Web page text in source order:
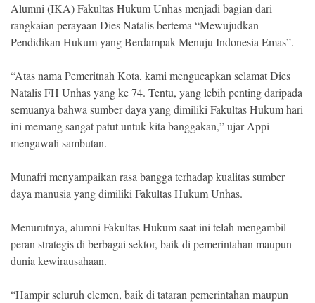
2026
NETRAL
.
All
Alumni (IKA) Fakultas Hukum Unhas menjadi bagian dari
rangkaian perayaan Dies Natalis bertema “Mewujudkan
Pendidikan Hukum yang Berdampak Menuju Indonesia Emas”.
“Atas nama Pemeritnah Kota, kami mengucapkan selamat Dies
Natalis FH Unhas yang ke 74. Tentu, yang lebih penting daripada
semuanya bahwa sumber daya yang dimiliki Fakultas Hukum hari
ini memang sangat patut untuk kita banggakan,” ujar Appi
mengawali sambutan.
Munafri menyampaikan rasa bangga terhadap kualitas sumber
daya manusia yang dimiliki Fakultas Hukum Unhas.
Menurutnya, alumni Fakultas Hukum saat ini telah mengambil
peran strategis di berbagai sektor, baik di pemerintahan maupun
dunia kewirausahaan.
“Hampir seluruh elemen, baik di tataran pemerintahan maupun